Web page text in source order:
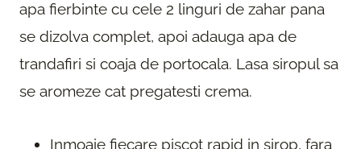
apa fierbinte cu cele 2 linguri de zahar pana
se dizolva complet, apoi adauga apa de
trandafiri si coaja de portocala. Lasa siropul sa
se aromeze cat pregatesti crema.
Inmoaie fiecare piscot rapid in sirop, fara